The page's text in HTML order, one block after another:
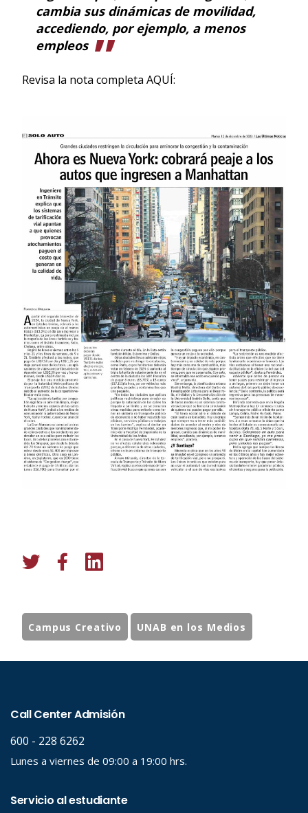
cambia sus dinámicas de movilidad,
accediendo, por ejemplo, a menos
empleos
Revisa la nota completa AQUÍ:
Campus Creativo UNAB en los Medios